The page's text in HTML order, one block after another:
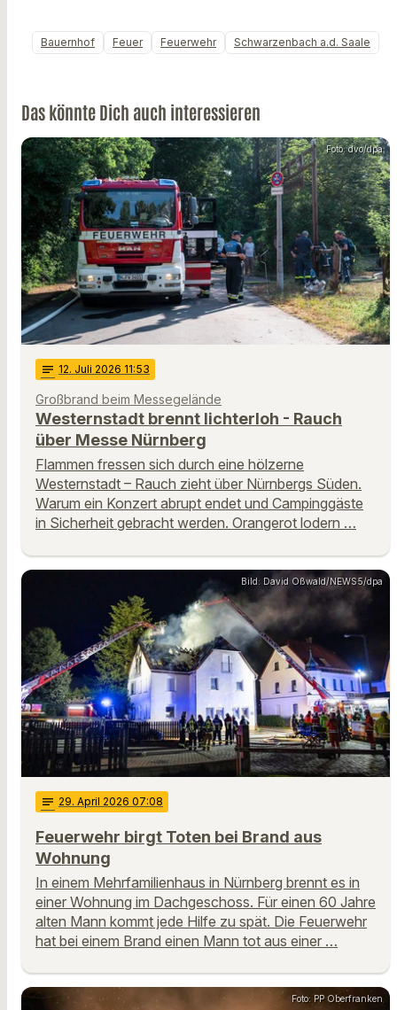
Bauernhof Feuer Feuerwehr Schwarzenbach a.d. Saale
Das könnte Dich auch interessieren
Foto: dvo/dpa
notes 12. Juli 2026 11:53
Großbrand beim Messegelände
Westernstadt brennt lichterloh - Rauch
über Messe Nürnberg
Flammen fressen sich durch eine hölzerne
Westernstadt – Rauch zieht über Nürnbergs Süden.
Warum ein Konzert abrupt endet und Campinggäste
in Sicherheit gebracht werden. Orangerot lodern …
Bild: David Oßwald/NEWS5/dpa
notes 29. April 2026 07:08
Feuerwehr birgt Toten bei Brand aus
Wohnung
In einem Mehrfamilienhaus in Nürnberg brennt es in
einer Wohnung im Dachgeschoss. Für einen 60 Jahre
alten Mann kommt jede Hilfe zu spät. Die Feuerwehr
hat bei einem Brand einen Mann tot aus einer …
Foto: PP Oberfranken